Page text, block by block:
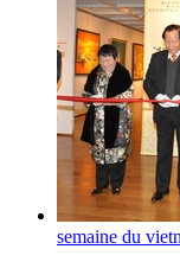
semaine du